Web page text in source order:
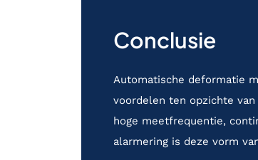
Conclusie
Automatische deformatie
voordelen ten opzichte
hoge meetfrequentie,
alarmering is deze vorm